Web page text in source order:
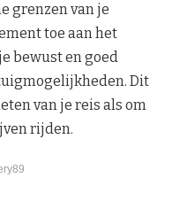
grenzen van je
toe aan het
bewust en goed
Dit
van je reis als om
rijden.